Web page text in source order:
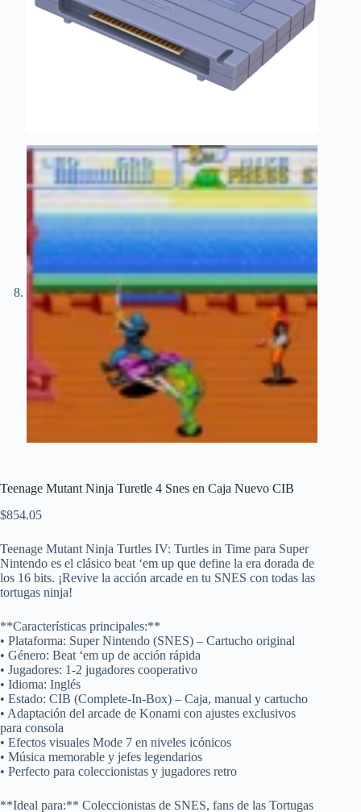
Teenage Mutant Ninja Turetle 4 Snes en Caja Nuevo CIB
$854.05
Teenage Mutant Ninja Turtles IV: Turtles in Time para Super
Nintendo es el clásico beat ‘em up que define la era dorada de
los 16 bits. ¡Revive la acción arcade en tu SNES con todas las
tortugas ninja!
**Características principales:**
• Plataforma: Super Nintendo (SNES) – Cartucho original
• Género: Beat ‘em up de acción rápida
• Jugadores: 1-2 jugadores cooperativo
• Idioma: Inglés
• Estado: CIB (Complete-In-Box) – Caja, manual y cartucho
• Adaptación del arcade de Konami con ajustes exclusivos
para consola
• Efectos visuales Mode 7 en niveles icónicos
• Música memorable y jefes legendarios
• Perfecto para coleccionistas y jugadores retro
**Ideal para:** Coleccionistas de SNES, fans de las Tortugas